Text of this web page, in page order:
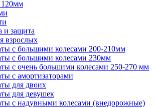
120мм
и защита
взрослых
с большими колесами 200-210мм
с большими колесами 230мм
с очень большими колесами 250-270 мм
с амортизаторами
для двоих
для девушек
с надувными колесами (внедорожные)